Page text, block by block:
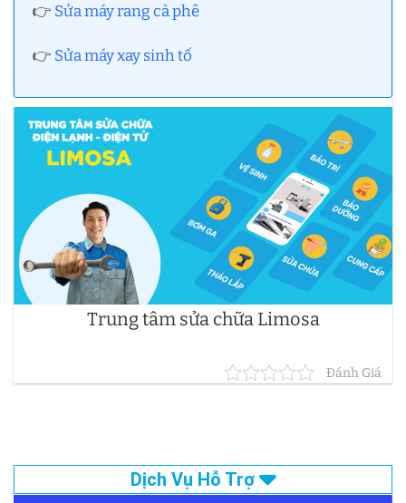
👉 Sửa máy rang cà phê
👉 Sửa máy xay sinh tố
Trung tâm sửa chữa Limosa
Đánh Giá
Dịch Vụ Hỗ Trợ